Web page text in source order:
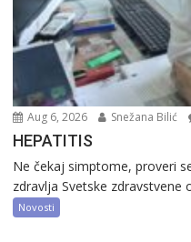
Aug 6, 2026 Snežana Bilić
HEPATITIS
Ne čekaj simptome, proveri
zdravlja Svetske zdravstvene
Novosti